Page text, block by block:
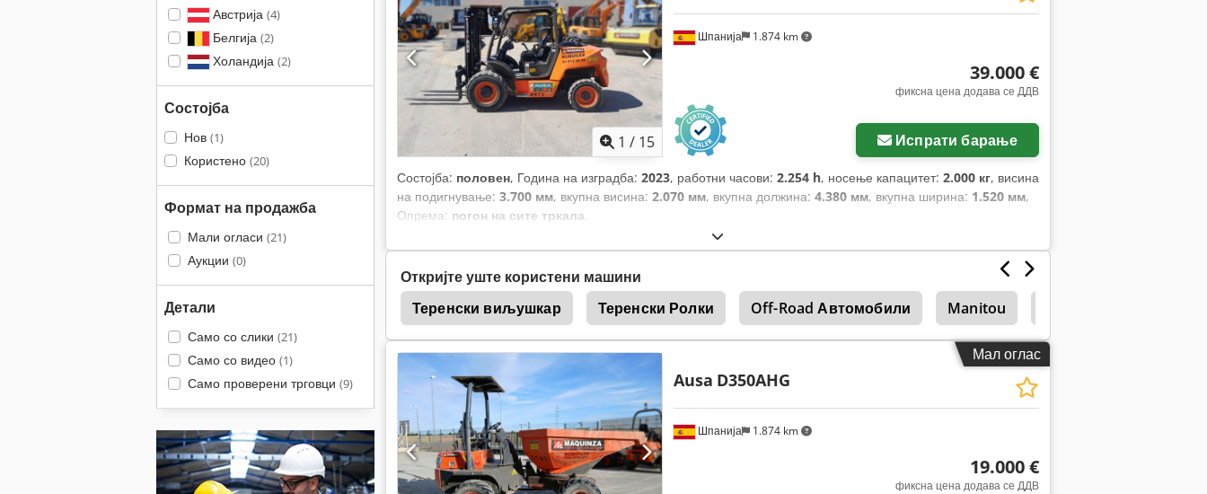
Австрија (4)
Белгија (2)
Холандија (2)
Состојба
Нов (1)
Користено (20)
Формат на продажба
Мали огласи (21)
Аукции (0)
Детали
Само со слики (21)
Само со видео (1)
Само проверени трговци (9)
1 / 15
Шпанија 1.874 km
39.000 €
фиксна цена додава се ДДВ
Испрати барање
Состојба: половен, Година на изградба: 2023, работни часови: 2.254 h, носење капацитет: 2.000 кг, висина
на подигнување: 3.700 мм, вкупна висина: 2.070 мм, вкупна должина: 4.380 мм, вкупна ширина: 1.520 мм,
Опрема: погон на сите тркала,
Откријте уште користени машини
Теренски виљушкар
Теренски Ролки Off-Road Автомобили Manitou
Neuson 3003
Мал оглас
Шпанија 1.874 km
Ausa D350AHG
19.000 €
фиксна цена додава се ДДВ